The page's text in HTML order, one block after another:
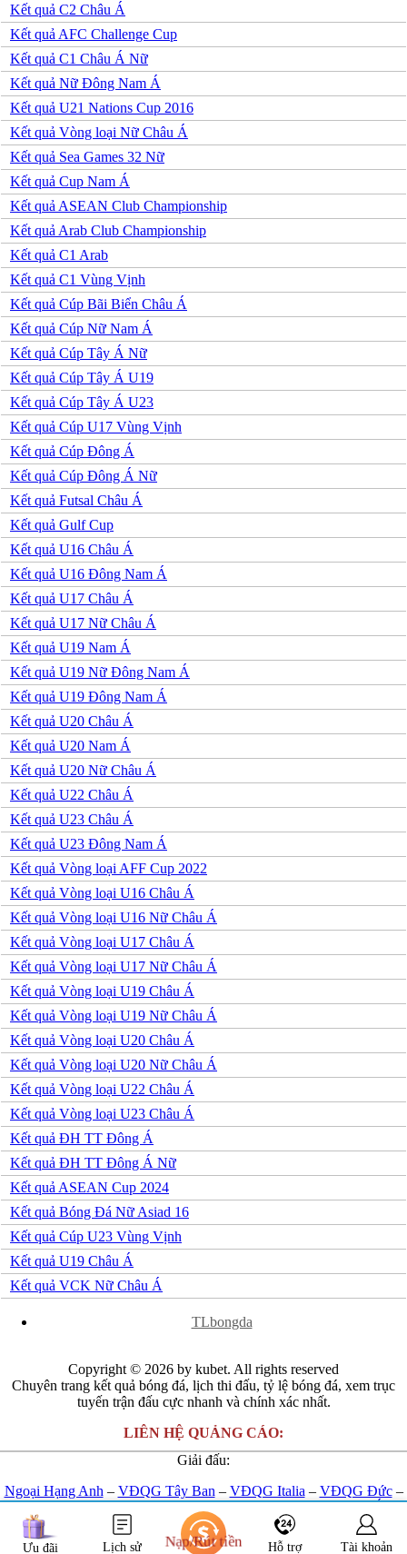
Thổ Nhĩ Kỳ
Ukraina
Đan Mạch
Nhật Bản
Trung Quốc
Arập Xêút
Bahrain
Hồng Kông
Iraq
Lao
New Zealand
Singapore
UAE
Yemen
Brazil
Colombia
Peru
Mỹ
Costa Rica
Algeria
Ma rốc
Tunisia
Kết quả C2 Châu Á
Kết quả AFC Challenge Cup
Kết quả C1 Châu Á Nữ
Kết quả Nữ Đông Nam Á
Kết quả U21 Nations Cup 2016
Kết quả Vòng loại Nữ Châu Á
Kết quả Sea Games 32 Nữ
Kết quả Cup Nam Á
Kết quả ASEAN Club Championship
Kết quả Arab Club Championship
Kết quả C1 Arab
Kết quả C1 Vùng Vịnh
Kết quả Cúp Bãi Biển Châu Á
Kết quả Cúp Nữ Nam Á
Kết quả Cúp Tây Á Nữ
Kết quả Cúp Tây Á U19
Kết quả Cúp Tây Á U23
Kết quả Cúp U17 Vùng Vịnh
Kết quả Cúp Đông Á
Kết quả Cúp Đông Á Nữ
Kết quả Futsal Châu Á
Kết quả Gulf Cup
Kết quả U16 Châu Á
Kết quả U16 Đông Nam Á
Kết quả U17 Châu Á
Kết quả U17 Nữ Châu Á
Kết quả U19 Nam Á
Kết quả U19 Nữ Đông Nam Á
Kết quả U19 Đông Nam Á
Kết quả U20 Châu Á
Kết quả U20 Nam Á
Kết quả U20 Nữ Châu Á
Kết quả U22 Châu Á
Kết quả U23 Châu Á
Kết quả U23 Đông Nam Á
Kết quả Vòng loại AFF Cup 2022
Kết quả Vòng loại U16 Châu Á
Kết quả Vòng loại U16 Nữ Châu Á
Kết quả Vòng loại U17 Châu Á
Kết quả Vòng loại U17 Nữ Châu Á
Kết quả Vòng loại U19 Châu Á
Kết quả Vòng loại U19 Nữ Châu Á
Kết quả Vòng loại U20 Châu Á
Kết quả Vòng loại U20 Nữ Châu Á
Kết quả Vòng loại U22 Châu Á
Kết quả Vòng loại U23 Châu Á
Kết quả ĐH TT Đông Á
Kết quả ĐH TT Đông Á Nữ
Kết quả ASEAN Cup 2024
Kết quả Bóng Đá Nữ Asiad 16
Kết quả Cúp U23 Vùng Vịnh
Kết quả U19 Châu Á
Kết quả VCK Nữ Châu Á
TLbongda
Copyright © 2026 by kubet. All rights reserved
Chuyên trang kết quả bóng đá, lịch thi đấu, tỷ lệ bóng đá, xem trục
tuyến trận đấu cực nhanh và chính xác nhất.
LIÊN HỆ QUẢNG CÁO:
Giải đấu:
Ngoại Hạng Anh – VĐQG Tây Ban – VĐQG Italia – VĐQG Đức–
VĐQG Pháp–Champions League-Euro 2024-U23 Châu Á
Kết nối với chúng tôi:
Ưu đãi Lịch sử Nạp/Rút tiền Hỗ trợ Tài khoản